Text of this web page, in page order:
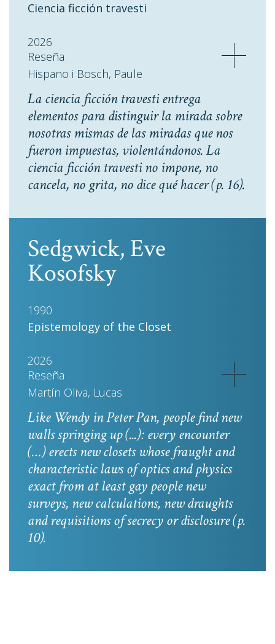
Ciencia ficción travesti
2026
Reseña
Hispano i Bosch, Paule
La ciencia ficción travesti entrega
elementos para distinguir la mirada sobre
nosotras mismas de las miradas que nos
fueron impuestas, violentándonos. La
ciencia ficción travesti no impone, no
cancela, no grita, no dice qué hacer(p. 16).
Sedgwick, Eve
Kosofsky
1990
Epistemology of the Closet
2026
Reseña
Martín Oliva, Lucas
Like Wendy inPeter Pan, people find new
walls springing up (...): every encounter
(…) erects new closets whose fraught and
characteristic laws of optics and physics
exact from at least gay people new
surveys, new calculations, new draughts
and requisitions of secrecy or disclosure(p.
10).